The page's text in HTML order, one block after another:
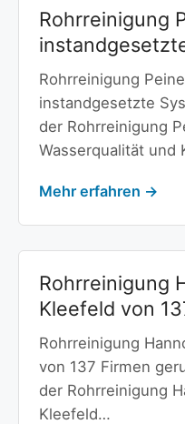
Rohrreinigung
Rohrreinigung
instandgesetzte
der Rohrreinigung
Wasserqualität und
Mehr erfahren →
Rohrreinigung
Kleefeld von
Rohrreinigung
von 137 Firmen
der Rohrreinigung
Kleefeld…